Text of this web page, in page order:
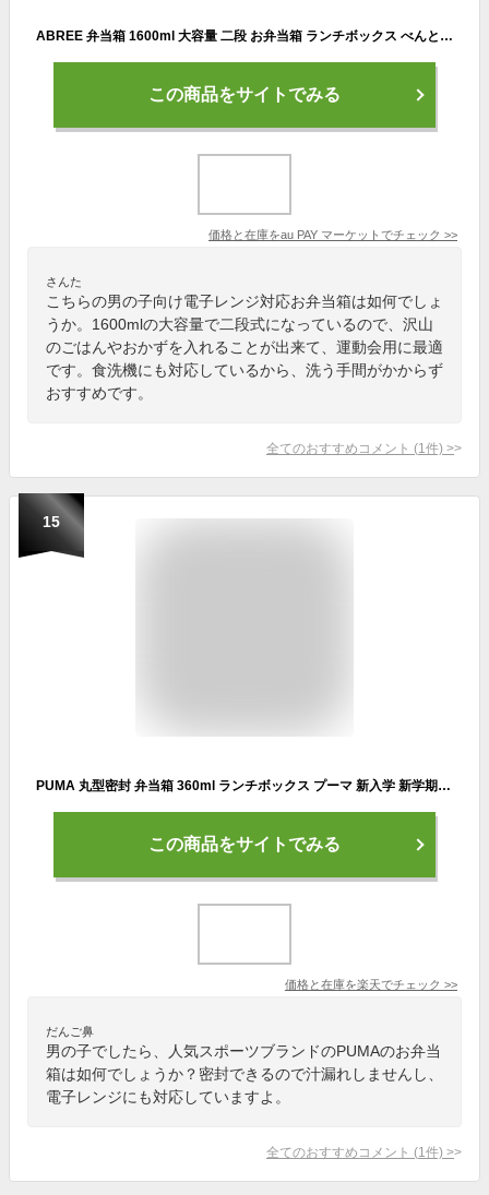
ABREE 弁当箱 1600ml 大容量 二段 お弁当箱 ランチボックス べんとう箱 女性 男性 高校生 通勤 漏れ防止 おしゃれ 軽量 レンジ
この商品をサイトでみる
価格と在庫をau PAY マーケット でチェック >>
さんた
こちらの男の子向け電子レンジ対応お弁当箱は如何でしょ
うか。1600mlの大容量で二段式になっているので、沢山
のごはんやおかずを入れることが出来て、運動会用に最適
です。食洗機にも対応しているから、洗う手間がかからず
おすすめです。
全てのおすすめコメント (1 件) >
15
PUMA 丸型密封 弁当箱 360ml ランチボックス プーマ 新入学 新学期 小学生 幼児 子供用 プレゼント キッズ
この商品をサイトでみる
価格と在庫を楽天でチェック >>
だんご鼻
男の子でしたら、人気スポーツブランドのPUMAのお弁当
箱は如何でしょうか？密封できるので汁漏れしませんし、
電子レンジにも対応していますよ。
全てのおすすめコメント (1 件) >